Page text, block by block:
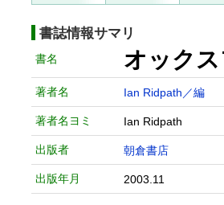
書誌情報サマリ
書名 オック
著者名 Ian Ridpath／編
著者名ヨミ Ian Ridpath
出版者 朝倉書店
出版年月 2003.11